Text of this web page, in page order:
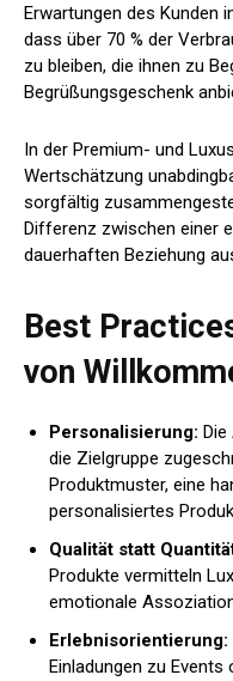
Erwartungen des Kunden
dass über 70 % der
zu bleiben, die ihnen zu
Begrüßungsgeschenk
In der Premium- und
Wertschätzung
sorgfältig
Differenz zwischen einer
dauerhaften Beziehung
Best
von
Personalisierung:
die Zielgruppe
Produktmuster, eine
personalisiertes
Qualität statt
Produkte vermitteln
emotionale
Erlebnisorientierung:
Einladungen zu